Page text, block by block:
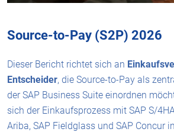
Source-to-Pay (S2P) 2026
Dieser Bericht richtet sich an
Entscheider, die Source-to-Pay als
der SAP Business Suite einordnen
sich der Einkaufsprozess mit SAP S/
Ariba, SAP Fieldglass und SAP Concur